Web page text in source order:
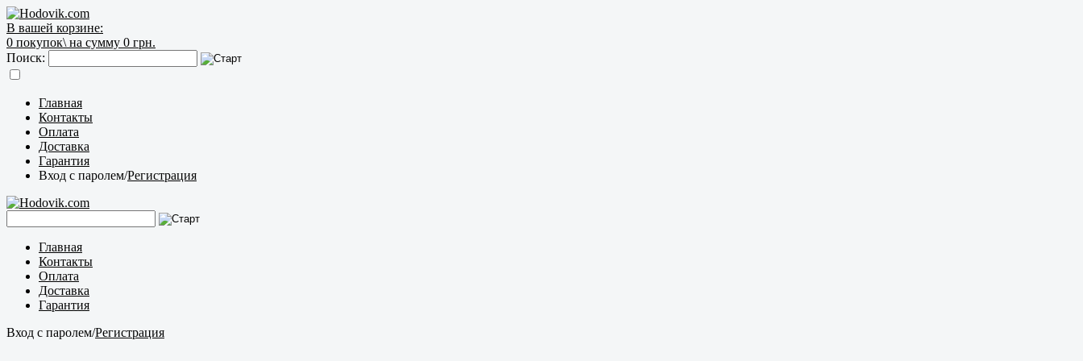
В вашей корзине:
0 покупок\ на сумму 0 грн.
Поиск:
Главная
Контакты
Оплата
Доставка
Гарантия
Вход с паролем/Регистрация
Главная
Контакты
Оплата
Доставка
Гарантия
Вход с паролем/Регистрация